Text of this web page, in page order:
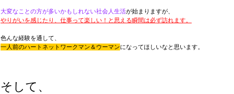
大変なことの方が多いかもしれない社会人生活が始まりますが、
やりがいを感じたり、仕事って楽しい！と思える瞬間は必ず訪れます。
色んな経験を通して、
一人前のハートネットワークマン＆ウーマンになってほしいなと思います。
そして、